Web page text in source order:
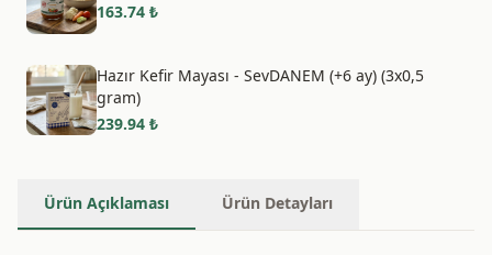
163.74 ₺
Hazır Kefir Mayası - SevDANEM (+6 ay) (3x0,5
gram)
239.94 ₺
Ürün Açıklaması Ürün Detayları